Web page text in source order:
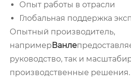
Опыт работы в отрасли
Глобальная поддержка
Опытный производитель,
например Ванле
руководство, так и
производственные решения.